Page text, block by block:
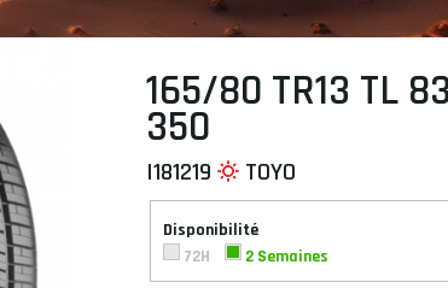
165/80 TR13 TL
350
I181219 TOYO
Disponibilité
72H
2 Semaines